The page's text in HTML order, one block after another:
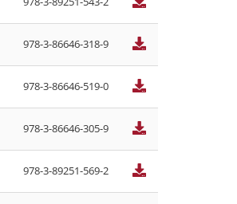
978-3-86646-318-9
978-3-86646-519-0
978-3-86646-305-9
978-3-89251-569-2